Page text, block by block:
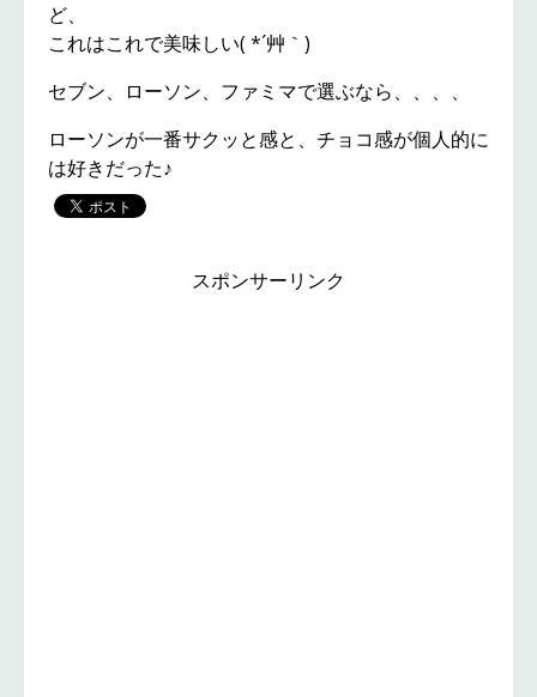
ど、
これはこれで美味しい( *´艸｀)
セブン、ローソン、ファミマで選ぶなら、、、、
ローソンが一番サクッと感と、チョコ感が個人的に
は好きだった♪
スポンサーリンク